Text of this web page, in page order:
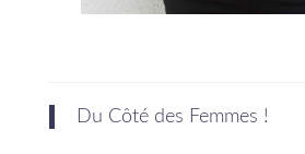
Du Côté des Femmes !